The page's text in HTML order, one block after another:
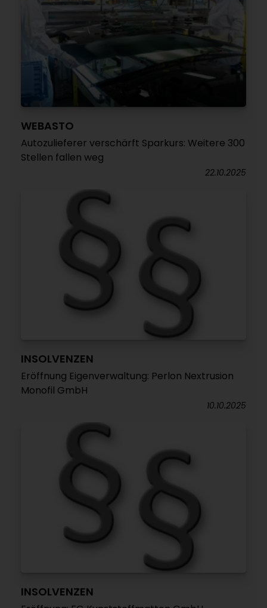
WEBASTO
Autozulieferer verschärft Sparkurs: Weitere 300
Stellen fallen weg
22.10.2025
INSOLVENZEN
Eröffnung Eigenverwaltung: Perlon Nextrusion
Monofil GmbH
10.10.2025
INSOLVENZEN